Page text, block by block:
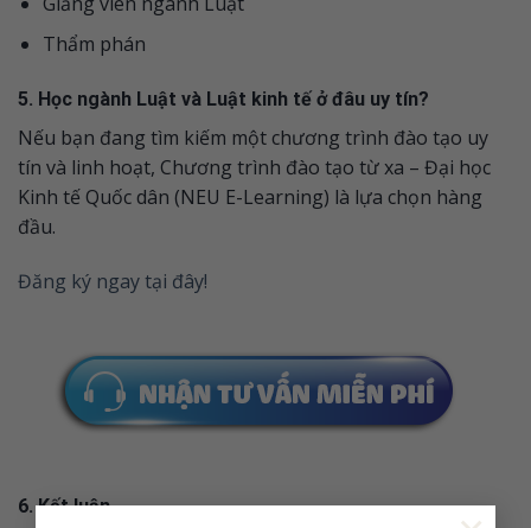
Thẩm phán
5. Học ngành Luật và Luật kinh tế ở đâu uy tín?
Nếu bạn đang tìm kiếm một chương trình đào tạo uy
tín và linh hoạt, Chương trình đào tạo từ xa – Đại học
Kinh tế Quốc dân (NEU E-Learning) là lựa chọn hàng
đầu.
Đăng ký ngay tại đây!
6. Kết luận